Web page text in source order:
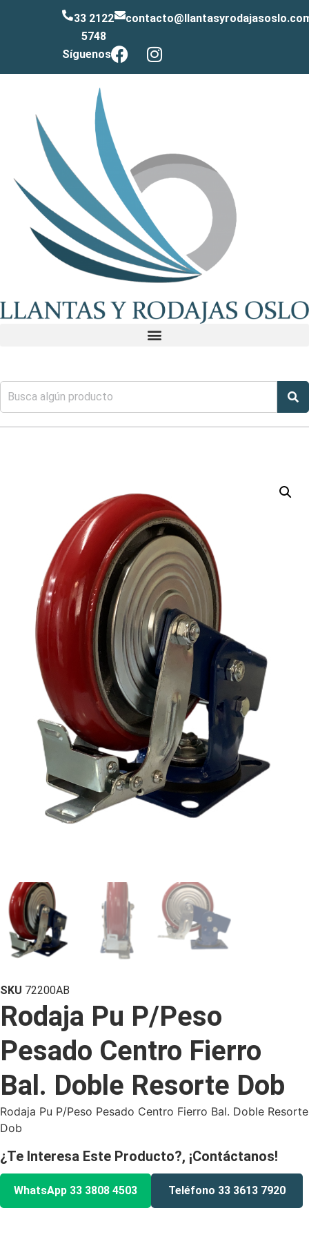
33 2122
5748
Síguenos
SKU 72200AB
Rodaja Pu P/Peso
Pesado Centro Fierro
Bal. Doble Resorte Dob
Rodaja Pu P/Peso Pesado Centro Fierro Bal. Doble Resorte
Dob
¿Te Interesa Este Producto?, ¡Contáctanos!
WhatsApp 33 3808 4503 Teléfono 33 3613 7920